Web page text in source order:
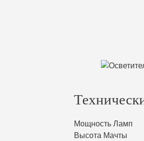
Мощность Ламп
Высота Мачты